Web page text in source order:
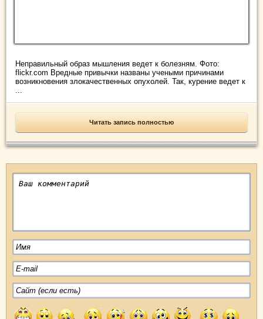
Неправильный образ мышления ведет к болезням. Фото:
flickr.com Вредные привычки названы учеными причинами
возникновения злокачественных опухолей. Так, курение ведет к
Читать запись полностью